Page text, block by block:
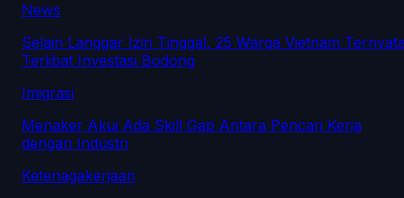
News
Selain Langgar Izin Tinggal, 25 Warga Vietnam
Terlibat Investasi Bodong
Imigrasi
Menaker Akui Ada Skill Gap Antara Pencari Kerja
dengan Industri
Ketenagakerjaan